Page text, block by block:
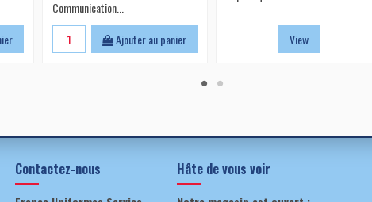
Communication...
Ajouter au panier View
Contactez-nous Hâte de vous voir